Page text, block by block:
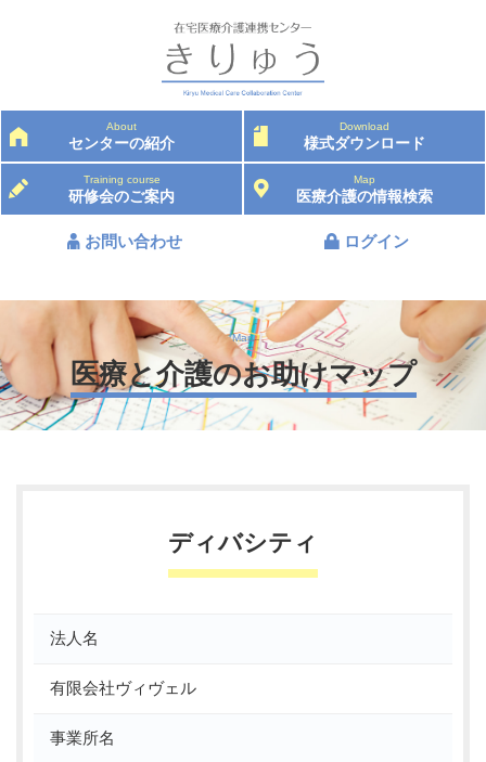
About
センターの紹介
Download
様式ダウンロード
Training course
研修会のご案内
Map
医療介護の情報検索
お問い合わせ ログイン
Map
医療と介護のお助けマップ
ディバシティ
法人名
有限会社ヴィヴェル
事業所名